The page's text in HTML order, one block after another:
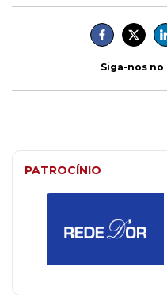
Siga-nos no
PATROCÍNIO